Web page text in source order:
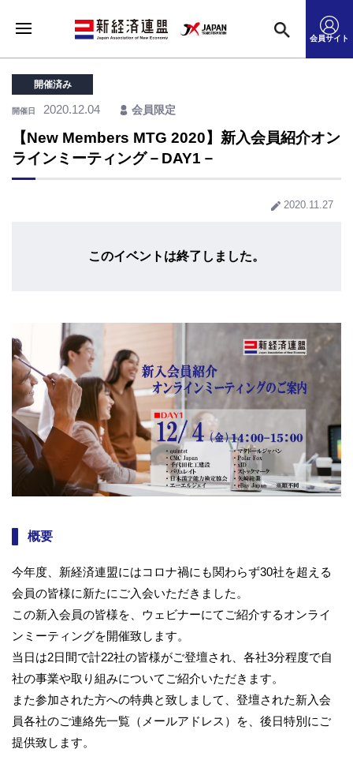
会員サイト
開催済み
開催日 2020.12.04 会員限定
【New Members MTG 2020】新入会員紹介オン
ラインミーティング－DAY1－
2020.11.27
このイベントは終了しました。
概要
今年度、 新経済連盟にはコロナ禍にも関わらず30社を超える
会員の皆様に新たにご入会いただきました。
この新入会員の皆様を、 ウェビナーにてご紹介するオンライ
ンミーティングを開催致します。
当日は2日間で計22社の皆様がご登壇され、 各社3分程度で自
社の事業や取り組みについてご紹介いただきます。
また参加された方への特典と致しまして、 登壇された新入会
員各社のご連絡先一覧（メールアドレス）を、 後日特別にご
提供致します。